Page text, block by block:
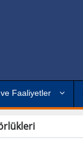
Faaliyetler